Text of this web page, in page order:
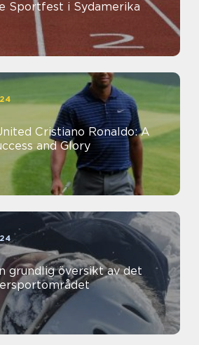
Sportfest i Sydamerika
Cristiano Ronaldo: A
and Glory
grundlig översikt av det